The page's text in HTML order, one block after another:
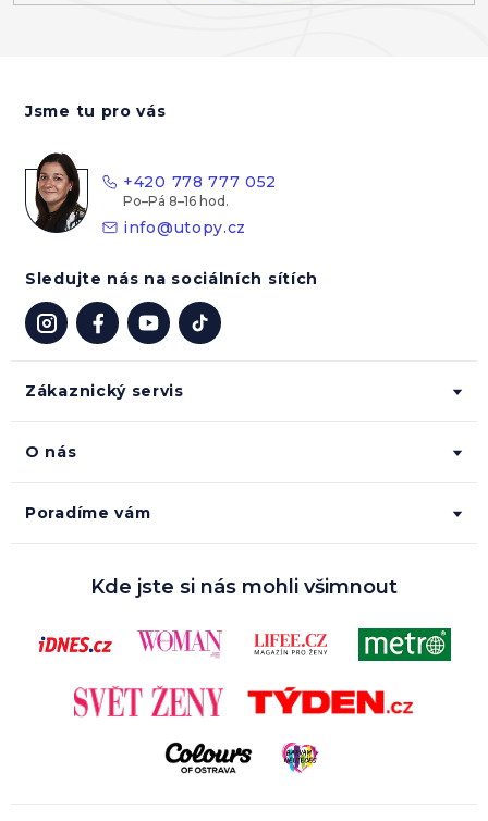
Zákaznický servis
O nás
Poradíme vám
Jsme tu pro vás
+420 778 777 052
info@utopy.cz
Sledujte nás na sociálních sítích
Kde jste si nás mohli všimnout